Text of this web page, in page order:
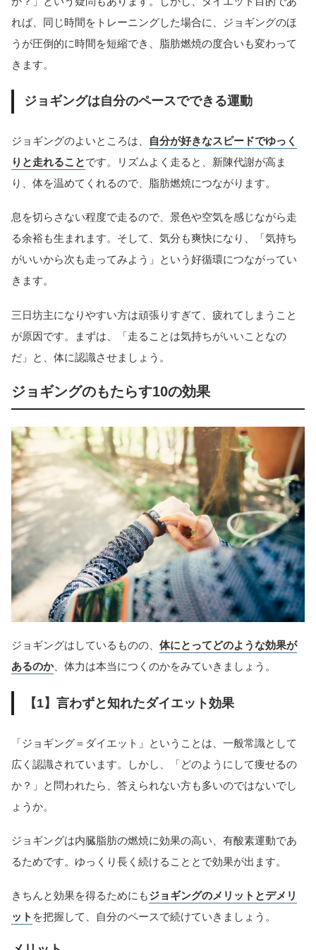
れば、同じ時間をトレーニングした場合に、ジョギングのほ
うが圧倒的に時間を短縮でき、脂肪燃焼の度合いも変わって
きます。
ジョギングは自分のペースでできる運動
ジョギングのよいところは、
自分が好きなスピードでゆっく
りと走れることです。リズムよく走ると、新陳代謝が高ま
り、体を温めてくれるので、脂肪燃焼につながります。
息を切らさない程度で走るので、景色や空気を感じながら走
る余裕も生まれます。そして、気分も爽快になり、「気持ち
がいいから次も走ってみよう」という好循環につながってい
きます。
三日坊主になりやすい方は頑張りすぎて、疲れてしまうこと
が原因です。まずは、「走ることは気持ちがいいことなの
だ」と、体に認識させましょう。
ジョギングのもたらす10の効果
ジョギングはしているものの、 体にとってどのような効果が
あるのか、体力は本当につくのかをみていきましょう。
【1】言わずと知れたダイエット効果
「ジョギング＝ダイエット」ということは、一般常識として
広く認識されています。しかし、「どのようにして痩せるの
か？」と問われたら、答えられない方も多いのではないでし
ょうか。
ジョギングは内臓脂肪の燃焼に効果の高い、有酸素運動であ
るためです。ゆっくり長く続けることとで効果が出ます。
きちんと効果を得るためにもジョギングのメリットとデメリ
ット を把握して、自分のペースで続けていきましょう。